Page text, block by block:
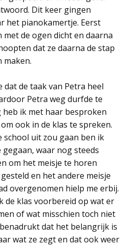
Dit keer gingen
het pianokamertje. Eerst
de ogen dicht en daarna
dat ze daarna de stap
maken.
dat de taak van Petra heel
Petra weg durfde te
heb ik met haar besproken
ook in de klas te spreken.
school uit zou gaan ben ik
waar nog steeds
om het meisje te horen
en het andere meisje
overgenomen hielp me erbij.
de klas voorbereid op wat er
of wat misschien toch niet
dat het belangrijk is
wat ze zegt en dat ook weer